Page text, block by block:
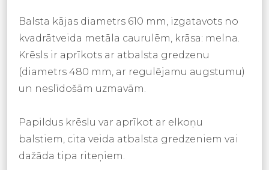
Balsta kājas diametrs 610 mm, izgatavots no
kvadrātveida metāla caurulēm, krāsa: melna.
Krēsls ir aprīkots ar atbalsta gredzenu
(diametrs 480 mm, ar regulējamu augstumu)
un neslīdošām uzmavām.
Papildus krēslu var aprīkot ar elkoņu
balstiem, cita veida atbalsta gredzeniem vai
dažāda tipa riteņiem.